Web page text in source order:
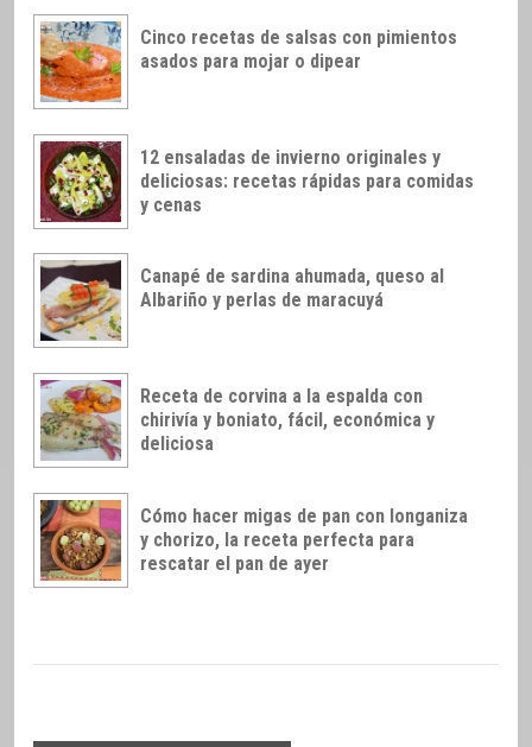
Cinco recetas de salsas con pimientos
asados para mojar o dipear
12 ensaladas de invierno originales y
deliciosas: recetas rápidas para comidas
y cenas
Canapé de sardina ahumada, queso al
Albariño y perlas de maracuyá
Receta de corvina a la espalda con
chirivía y boniato, fácil, económica y
deliciosa
Cómo hacer migas de pan con longaniza
y chorizo, la receta perfecta para
rescatar el pan de ayer